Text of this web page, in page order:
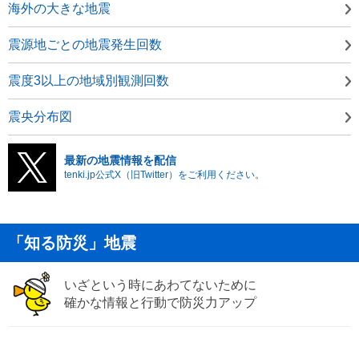
海外の大きな地震
震源地ごとの地震発生回数
震度3以上の地域別観測回数
震央分布図
最新の地震情報を配信
tenki.jp公式X（旧Twitter）をご利用ください。
「知る防災」地震
いざという時にあわてないために
確かな情報と行動で防災力アップ